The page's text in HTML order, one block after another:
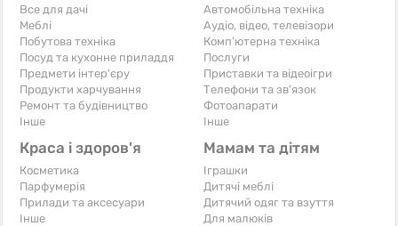
Все для дачі
Меблі
Побутова техніка
Посуд та кухонне приладдя
Предмети інтер'єру
Продукти харчування
Ремонт та будівництво
Iнше
Автомобільна техніка
Аудіо, відео, телевізори
Комп'ютерна техніка
Послуги
Приставки та відеоігри
Телефони та зв'язок
Фотоапарати
Iнше
Краса і здоров'я
Косметика
Парфумерія
Прилади та аксесуари
Iнше
Мамам та дітям
Іграшки
Дитячі меблі
Дитячий одяг та взуття
Для малюків